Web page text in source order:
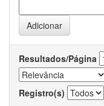
Resultados/Página
Registro(s)